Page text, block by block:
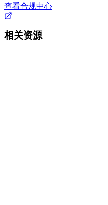
查看合规中心
相关资源